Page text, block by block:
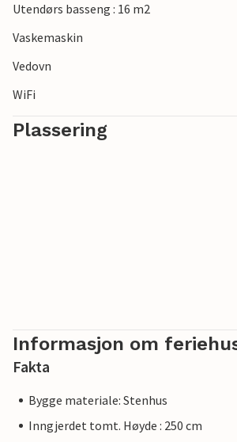
Utendørs basseng : 16 m2
Vaskemaskin
Vedovn
WiFi
Plassering
Informasjon om
Fakta
Bygge materiale: Stenhus
Inngjerdet tomt. Høyde : 250 cm